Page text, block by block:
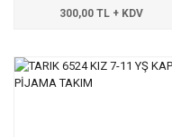
300,00 TL + KDV